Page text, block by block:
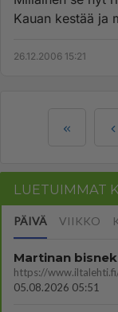
Kauan kestää ja
26.12.2006 15:21
LUETUIMMAT
PÄIVÄ VIIKKO
Martinan
05.08.2026 05:51